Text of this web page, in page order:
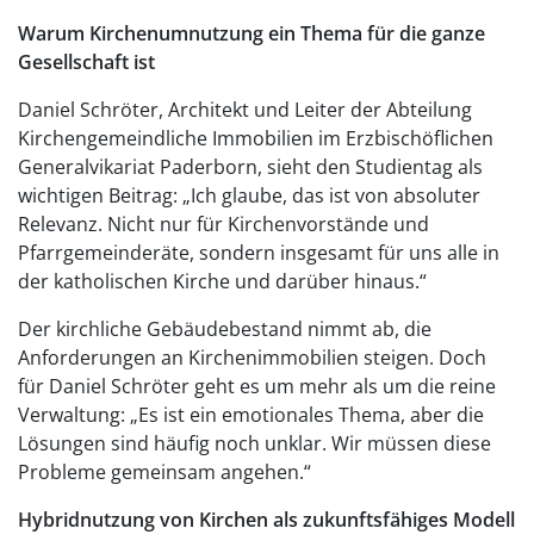
Warum Kirchenumnutzung ein Thema für die ganze
Gesellschaft ist
Daniel Schröter, Architekt und Leiter der Abteilung
Kirchengemeindliche Immobilien im Erzbischöflichen
Generalvikariat Paderborn, sieht den Studientag als
wichtigen Beitrag: „Ich glaube, das ist von absoluter
Relevanz. Nicht nur für Kirchenvorstände und
Pfarrgemeinderäte, sondern insgesamt für uns alle in
der katholischen Kirche und darüber hinaus.“
Der kirchliche Gebäudebestand nimmt ab, die
Anforderungen an Kirchenimmobilien steigen. Doch
für Daniel Schröter geht es um mehr als um die reine
Verwaltung: „Es ist ein emotionales Thema, aber die
Lösungen sind häufig noch unklar. Wir müssen diese
Probleme gemeinsam angehen.“
Hybridnutzung von Kirchen als zukunftsfähiges Modell